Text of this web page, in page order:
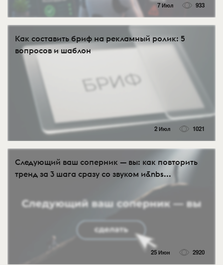
7 Июл 933
Как составить бриф на рекламный ролик: 5
вопросов и шаблон
2 Июл 1021
Следующий ваш соперник — вы: как повторить
тренд за 3 шага сразу со звуком и&nbs...
25 Июн 2920